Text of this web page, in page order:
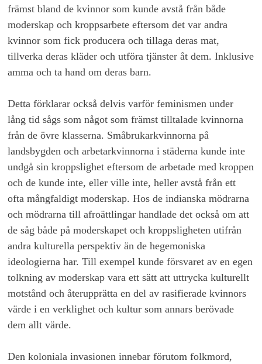
främst bland de kvinnor som kunde avstå från både
moderskap och kroppsarbete eftersom det var andra
kvinnor som fick producera och tillaga deras mat,
tillverka deras kläder och utföra tjänster åt dem. Inklusive
amma och ta hand om deras barn.
Detta förklarar också delvis varför feminismen under
lång tid sågs som något som främst tilltalade kvinnorna
från de övre klasserna. Småbrukarkvinnorna på
landsbygden och arbetarkvinnorna i städerna kunde inte
undgå sin kroppslighet eftersom de arbetade med kroppen
och de kunde inte, eller ville inte, heller avstå från ett
ofta mångfaldigt moderskap. Hos de indianska mödrarna
och mödrarna till afroättlingar handlade det också om att
de såg både på moderskapet och kroppsligheten utifrån
andra kulturella perspektiv än de hegemoniska
ideologierna har. Till exempel kunde försvaret av en egen
tolkning av moderskap vara ett sätt att uttrycka kulturellt
motstånd och återupprätta en del av rasifierade kvinnors
värde i en verklighet och kultur som annars berövade
dem allt värde.
Den koloniala invasionen innebar förutom folkmord,